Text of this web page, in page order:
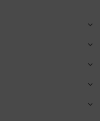




